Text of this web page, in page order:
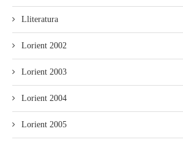
Lliteratura
Lorient 2002
Lorient 2003
Lorient 2004
Lorient 2005